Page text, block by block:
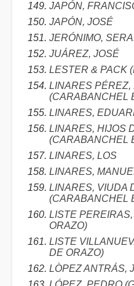
JAPÓN,
JAPÓN, JOSÉ
JERÓNIMO,
JUÁREZ, JOSÉ
LESTER & PACK
LINARES PÉREZ,
(CARABANCHEL
LINARES,
LINARES, HIJOS
(CARABANCHEL
LINARES, LOS
LINARES,
LINARES, VIUDA
(CARABANCHEL
LISTE
ORAZO)
LISTE
DE ORAZO)
LÒPEZ ANTRÁS,